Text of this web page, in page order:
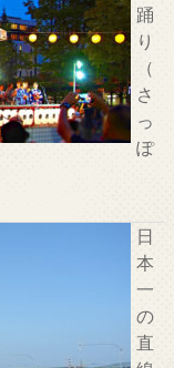
踊
り
（
さ
っ
ぽ
日
本
一
の
直